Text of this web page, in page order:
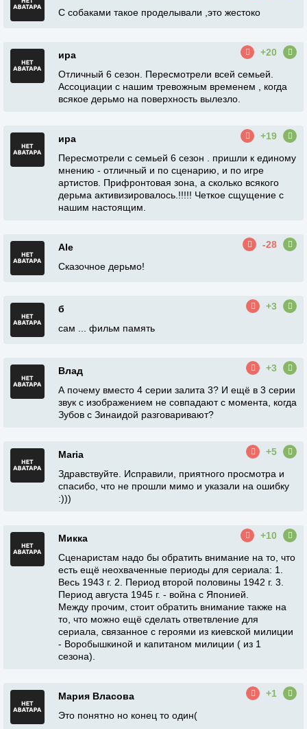
С собаками такое проделывали ,это жестоко
ира
+20
Отличный 6 сезон. Пересмотрели всей семьей.
Ассоциации с нашим тревожным временем , когда
всякое дерьмо на поверхность вылезло.
ира
+19
Пересмотрели с семьей 6 сезон . пришли к единому
мнению - отличный и по сценарию, и по игре
артистов. Прифронтовая зона, а сколько всякого
дерьма активизировалось.!!!!! Четкое сщущение с
нашим настоящим.
Ale
-28
Сказочное дерьмо!
б
+3
сам ... фильм память
Влад
+3
А почему вместо 4 серии залита 3? И ещё в 3 серии
звук с изображением не совпадают с момента, когда
Зубов с Зинаидой разговаривают?
Maria
+5
Здравствуйте. Исправили, приятного просмотра и
спасибо, что не прошли мимо и указали на ошибку
:)))
Микка
+10
Сценаристам надо бы обратить внимание на то, что
есть ещё неохваченные периоды для сериала: 1.
Весь 1943 г. 2. Период второй половины 1942 г. 3.
Период августа 1945 г. - война с Японией.
Между прочим, стоит обратить внимание также на
то, что можно ещё сделать ответвление для
сериала, связанное с героями из киевской милиции
- Воробышкиной и капитаном милиции ( из 1
сезона).
Мария Власова
+1
Это понятно но конец то один(